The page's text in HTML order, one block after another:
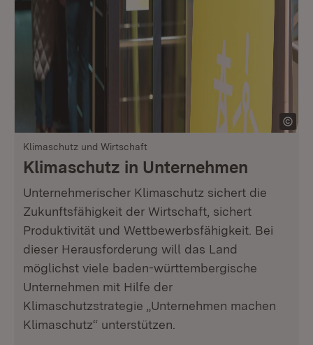
Klimaschutz und Wirtschaft
Klimaschutz in Unternehmen
Unternehmerischer Klimaschutz sichert die
Zukunftsfähigkeit der Wirtschaft, sichert
Produktivität und Wettbewerbsfähigkeit. Bei
dieser Herausforderung will das Land
möglichst viele baden-württembergische
Unternehmen mit Hilfe der
Klimaschutzstrategie „Unternehmen machen
Klimaschutz“ unterstützen.